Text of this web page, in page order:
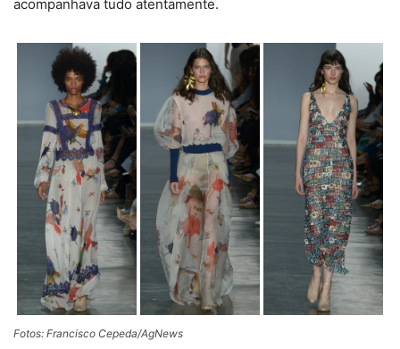
acompanhava tudo atentamente.
Fotos: Francisco Cepeda/AgNews